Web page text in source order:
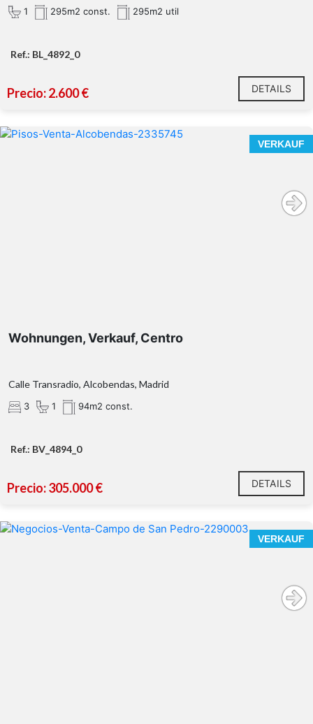
1 295m2 const. 295m2 util
Ref.: BL_4892_0
Precio: 2.600 € DETAILS
VERKAUF
Wohnungen, Verkauf, Centro
Calle Transradio, Alcobendas, Madrid
3 1 94m2 const.
Ref.: BV_4894_0
Precio: 305.000 € DETAILS
VERKAUF